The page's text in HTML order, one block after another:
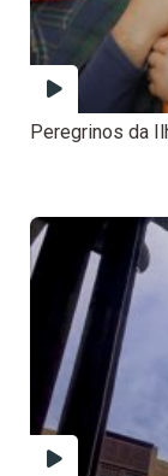
Peregrinos da